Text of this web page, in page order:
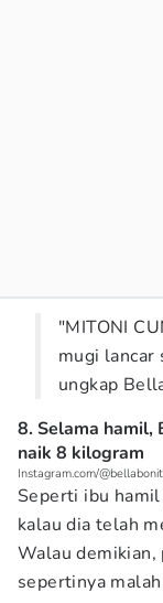
"MITONI
mugi lancar
ungkap
8. Selama hamil,
naik 8 kilogram
Instagram.com/
Seperti ibu
kalau dia telah
Walau demikian,
sepertinya